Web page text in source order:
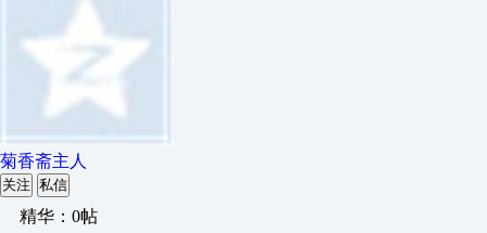
菊香斋主人
关注 私信
精华：0帖